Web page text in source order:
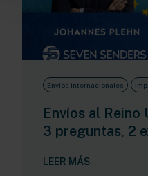
Envíos internacionales
Envíos al Reino
3 preguntas, 2
LEER MÁS